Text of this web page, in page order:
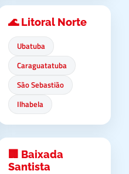
🌊 Litoral Norte
Ubatuba
Caraguatatuba
São Sebastião
Ilhabela
🏢 Baixada
Santista